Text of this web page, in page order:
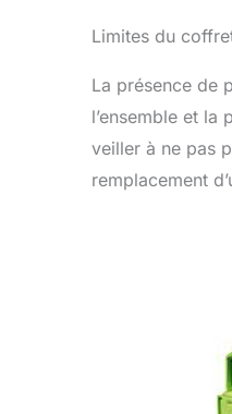
Limites du
La présence de
l’ensemble et la
veiller à ne pas
remplacement